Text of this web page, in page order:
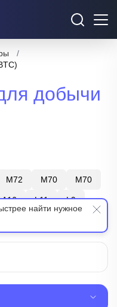
/
добычи
M72 M70 M70
A16 L11 L9
Scrypt X11
найти нужное